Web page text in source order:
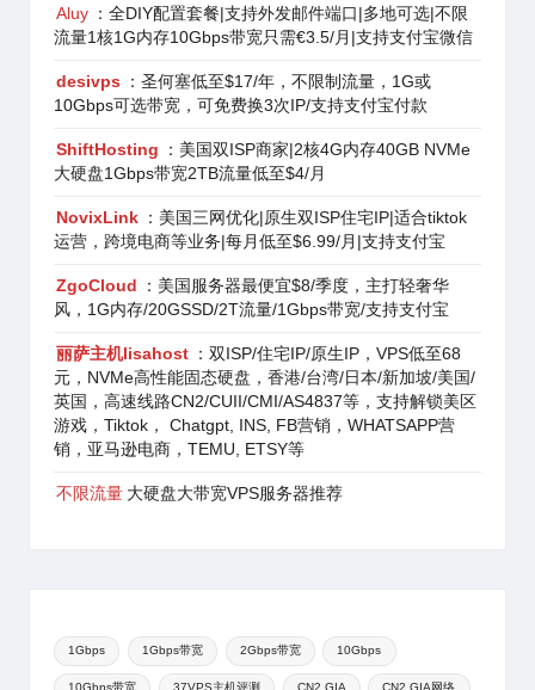
Aluy ：全DIY配置套餐|支持外发邮件端口|多地可选|不限
流量1核1G内存10Gbps带宽只需€3.5/月|支持支付宝微信
desivps
：圣何塞低至$17/年，不限制流量，1G或
10Gbps可选带宽，可免费换3次IP/支持支付宝付款
ShiftHosting
：美国双ISP商家|2核4G内存40GB NVMe
大硬盘1Gbps带宽2TB流量低至$4/月
NovixLink ：美国三网优化|原生双ISP住宅IP|适合tiktok
运营，跨境电商等业务|每月低至$6.99/月|支持支付宝
ZgoCloud
：美国服务器最便宜$8/季度，主打轻奢华
风，1G内存/20GSSD/2T流量/1Gbps带宽/支持支付宝
丽萨主机lisahost ：双ISP/住宅IP/原生IP，VPS低至68
元，NVMe高性能固态硬盘，香港/台湾/日本/新加坡/美国/
英国，高速线路CN2/CUII/CMI/AS4837等，支持解锁美区
游戏，Tiktok， Chatgpt, INS, FB营销，WHATSAPP营
销，亚马逊电商，TEMU, ETSY等
不限流量 大硬盘大带宽VPS服务器推荐
1Gbps 1Gbps带宽 2Gbps带宽 10Gbps